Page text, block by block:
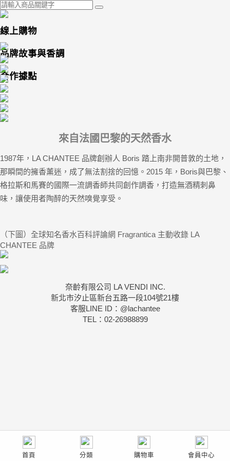
線上購物
品牌故事與香調
合作據點
來自法國巴黎的天然香水
1987年，LA CHANTEE 品牌創辦人 Boris 踏上南非開普敦的土地，
那瞬間的擁香薰迷，成了無法割捨的回憶。2015 年，Boris與巴黎、
格拉斯和馬賽的國際一流調香師共同創作調香，打造無酒精刺鼻
味，讓使用者陶醉的天然嗅覺享受。
（下圖）全球知名香水百科評論網 Fragrantica 主動收錄 LA
CHANTEE 品牌
奈齡有限公司 LA VENDI INC.
新北市汐止區新台五路一段104號21樓
客服LINE ID：@lachantee
TEL：02-26988899
首頁 分類 購物車 會員中心